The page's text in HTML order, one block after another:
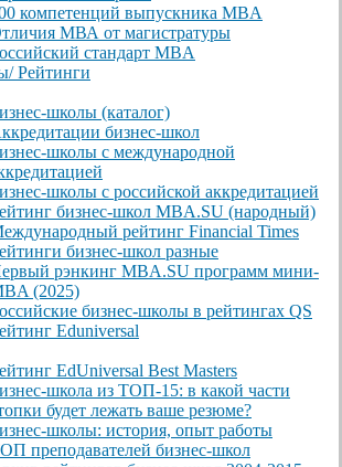
компетенций выпускника MBA
МВА от магистратуры
стандарт MBA
Рейтинги
школы (каталог)
бизнес-школ
школы с международной
школы с российской аккредитацией
бизнес-школ MBA.SU (народный)
рейтинг Financial Times
бизнес-школ разные
рэнкинг MBA.SU программ мини-
(2025)
бизнес-школы в рейтингах QS
Eduniversal
EdUniversal Best Masters
школа из ТОП-15: в какой части
будет лежать ваше резюме?
школы: история, опыт работы
преподавателей бизнес-школ